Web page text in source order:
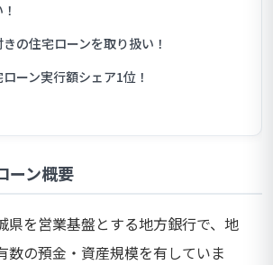
の住宅ローンを取り扱い！
ーン実行額シェア1位！
ーン概要
県を営業基盤とする地方銀行で、地
数の預金・資産規模を有していま